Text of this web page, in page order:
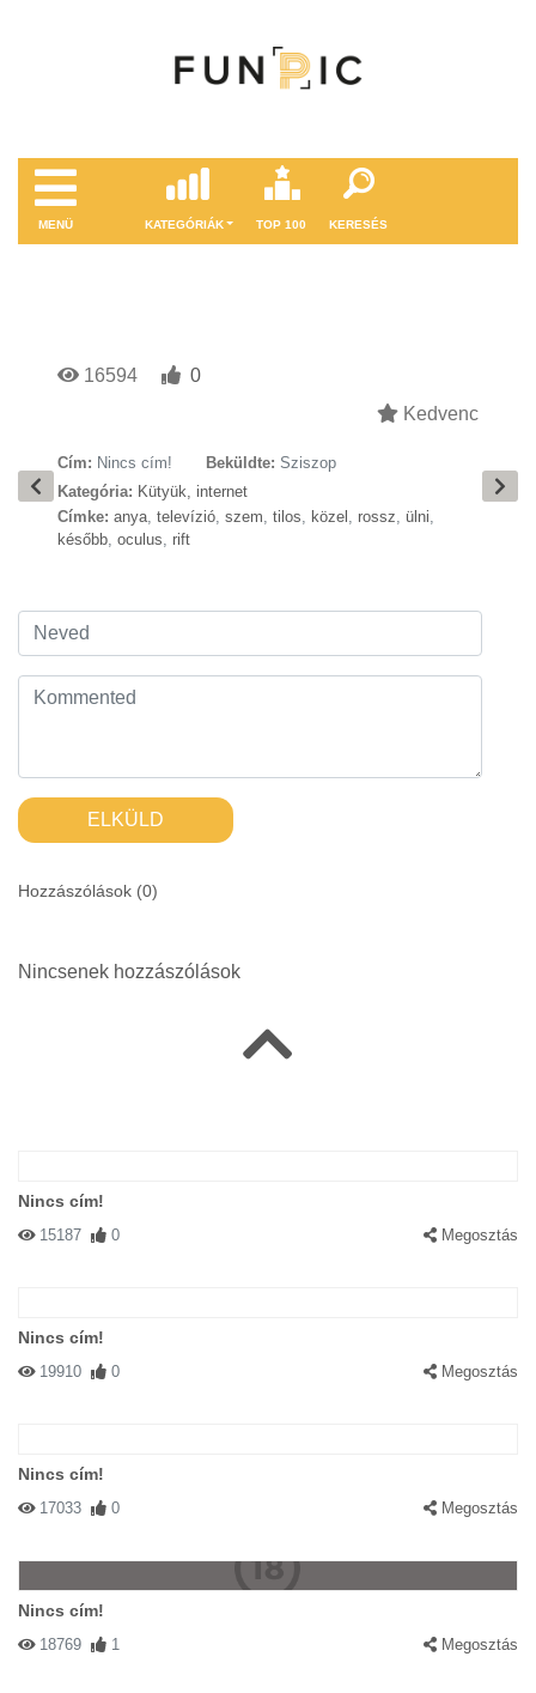
MENÜ KATEGÓRIÁK TOP 100 KERESÉS
16594
0
Kedvenc
Cím: Nincs cím! Beküldte: Sziszop
Kategória: Kütyük, internet
Címke: anya, televízió, szem, tilos, közel , rossz, ülni,
később, oculus, rift
ELKÜLD
Hozzászólások (0)
Nincsenek hozzászólások
Nincs cím!
15187 0 Megosztás
Nincs cím!
19910 0 Megosztás
Nincs cím!
17033 0 Megosztás
Nincs cím!
18769 1 Megosztás